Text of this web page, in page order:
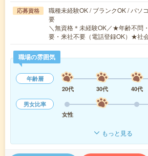
応募資格
職種未経験OK / ブランクOK / パソ
要
＼無資格＊未経験OK／★年齢不問
要・来社不要（電話登録OK）★社
職場の雰囲気
年齢層
20代
30代 40代
男女比率
女性
もっと見る